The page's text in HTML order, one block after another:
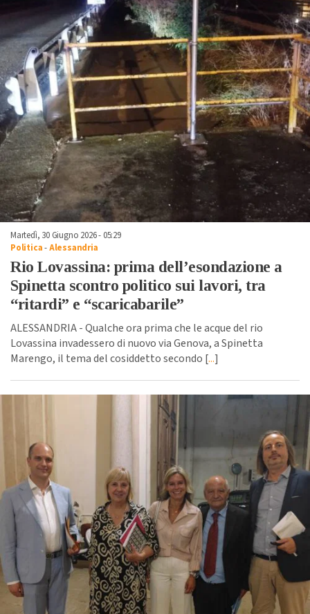
Martedì, 30 Giugno 2026 - 05:29
Politica-Alessandria
Rio Lovassina: prima dell’esondazione a
Spinetta scontro politico sui lavori, tra
“ritardi” e “scaricabarile”
ALESSANDRIA - Qualche ora prima che le acque del rio
Lovassina invadessero di nuovo via Genova, a Spinetta
Marengo, il tema del cosiddetto secondo [...]